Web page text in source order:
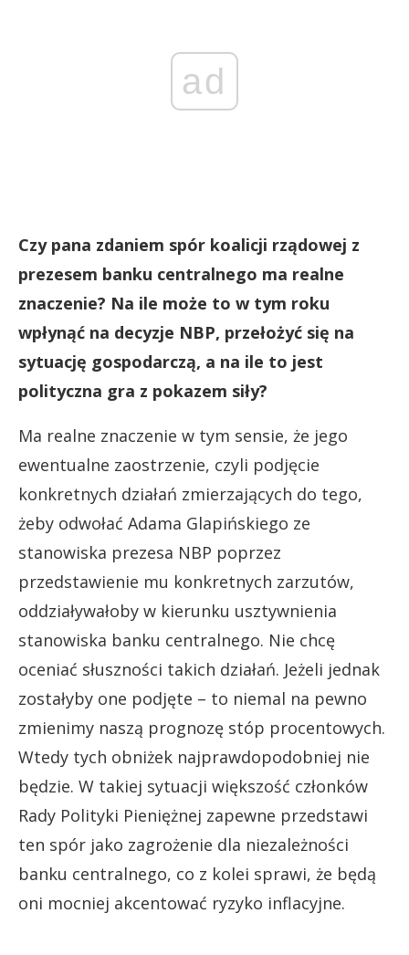
ad
Czy pana zdaniem spór koalicji rządowej z
prezesem banku centralnego ma realne
znaczenie? Na ile może to w tym roku
wpłynąć na decyzje NBP, przełożyć się na
sytuację gospodarczą, a na ile to jest
polityczna gra z pokazem siły?
Ma realne znaczenie w tym sensie, że jego
ewentualne zaostrzenie, czyli podjęcie
konkretnych działań zmierzających do tego,
żeby odwołać Adama Glapińskiego ze
stanowiska prezesa NBP poprzez
przedstawienie mu konkretnych zarzutów,
oddziaływałoby w kierunku usztywnienia
stanowiska banku centralnego. Nie chcę
oceniać słuszności takich działań. Jeżeli jednak
zostałyby one podjęte – to niemal na pewno
zmienimy naszą prognozę stóp procentowych.
Wtedy tych obniżek najprawdopodobniej nie
będzie. W takiej sytuacji większość członków
Rady Polityki Pieniężnej zapewne przedstawi
ten spór jako zagrożenie dla niezależności
banku centralnego, co z kolei sprawi, że będą
oni mocniej akcentować ryzyko inflacyjne.